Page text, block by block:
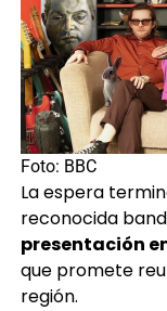
Foto: BBC
La espera
reconocida
presentación
que promete
región.